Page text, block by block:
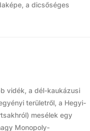
a dicsőséges
vidék, a dél-kaukázusi
területről, a Hegyi-
mesélek egy
Monopoly-